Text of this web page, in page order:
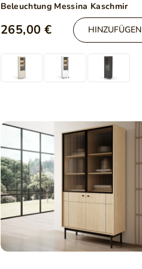
Beleuchtung Messina Kaschmir
265,00 € HINZUFÜGEN